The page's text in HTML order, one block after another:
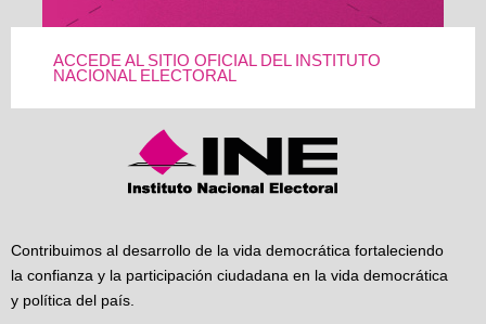
ACCEDE AL SITIO OFICIAL DEL INSTITUTO
NACIONAL ELECTORAL
Contribuimos al desarrollo de la vida democrática fortaleciendo
la confianza y la participación ciudadana en la vida democrática
y política del país.